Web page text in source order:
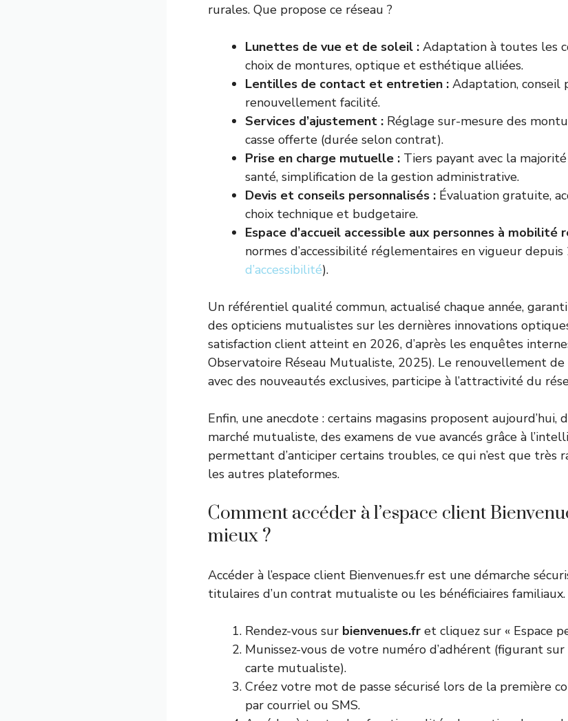
rurales. Que propose ce réseau ?
Lunettes de vue et de soleil : Adaptation à toutes les
choix de montures, optique et esthétique alliées.
Lentilles de contact et entretien : Adaptation, conseil
renouvellement facilité.
Services d’ajustement : Réglage sur-mesure des
casse offerte (durée selon contrat).
Prise en charge mutuelle : Tiers payant avec la
santé, simplification de la gestion administrative.
Devis et conseils personnalisés : Évaluation gratuite,
choix technique et budgetaire.
Espace d’accueil accessible aux personnes à mobilité
normes d’accessibilité réglementaires en vigueur
d’accessibilité).
Un référentiel qualité commun, actualisé chaque année,
des opticiens mutualistes sur les dernières innovations
satisfaction client atteint en 2026, d’après les enquêtes
Observatoire Réseau Mutualiste, 2025). Le renouvellement de
avec des nouveautés exclusives, participe à l’attractivité du
Enfin, une anecdote : certains magasins proposent aujourd’hui,
marché mutualiste, des examens de vue avancés grâce à
permettant d’anticiper certains troubles, ce qui n’est que très
les autres plateformes.
Comment accéder à l’espace client
mieux ?
Accéder à l’espace client Bienvenues.fr est une démarche
titulaires d’un contrat mutualiste ou les bénéficiaires
Rendez-vous sur bienvenues.fr et cliquez sur « Espace
Munissez-vous de votre numéro d’adhérent (figurant
carte mutualiste).
Créez votre mot de passe sécurisé lors de la première
par courriel ou SMS.